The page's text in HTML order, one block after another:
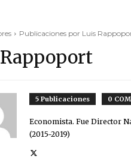
Publicaciones por Luis
5 Publicaciones 0
Economista. Fue Director
(2015-2019)